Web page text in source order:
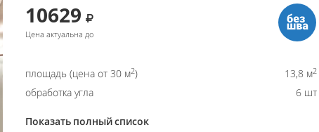
10629
Цена актуальна до
площадь (цена от 30 м2) 13,8 м2
обработка угла 6 шт
Показать полный список